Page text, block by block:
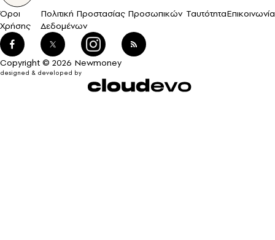
Όροι
Χρήσης
Πολιτική Προστασίας Προσωπικών
Δεδομένων
ΤαυτότηταΕπικοινωνία
Copyright © 2026 Newmoney
designed & developed by